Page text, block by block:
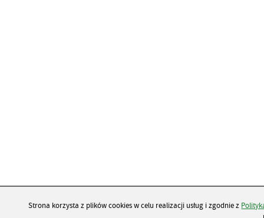
Strona korzysta z plików cookies w celu realizacji usług i zgodnie z